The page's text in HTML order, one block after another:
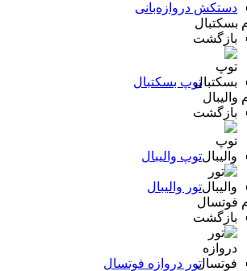
دستکش دروازه‌بانی
بسکتبال
بازگشت
توپ بسکتبال
والیبال
بازگشت
توپ والیبال
تور والیبال
فوتسال
بازگشت
تور دروازه فوتسال